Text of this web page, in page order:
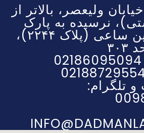
ولیعصر، بالاتر از
نرسیده به پارک
ساعی، برج نگین ساعی (پلاک ۲۲۴۴)،
و تلگرام: